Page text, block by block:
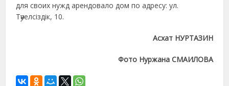
для своих нужд арендовало дом по адресу: ул.
Тәуелсіздік, 10.
Асхат НУРТАЗИН
Фото Нуржана СМАИЛОВА